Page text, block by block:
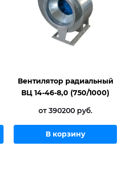
Вентилятор радиальный
ВЦ 14-46-8,0 (750/1000)
от 390200 руб.
В корзину